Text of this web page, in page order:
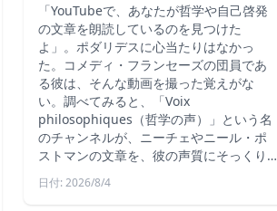
「YouTubeで、あなたが哲学や自己啓発
の文章を朗読しているのを見つけた
よ」。ポダリデスに心当たりはなかっ
た。コメディ・フランセーズの団員であ
る彼は、そんな動画を撮った覚えがな
い。調べてみると、「Voix
philosophiques（哲学の声）」という名
のチャンネルが、ニーチェやニール・ポ
ストマンの文章を、彼の声質にそっくり…
日付: 2026/8/4